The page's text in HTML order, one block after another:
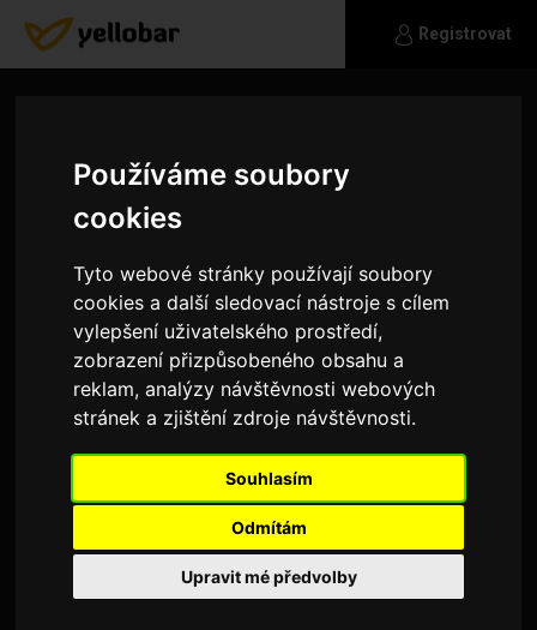
Používáme soubory
cookies
Tyto webové stránky používají soubory
cookies a další sledovací nástroje s cílem
vylepšení uživatelského prostředí,
zobrazení přizpůsobeného obsahu a
reklam, analýzy návštěvnosti webových
stránek a zjištění zdroje návštěvnosti.
Souhlasím
Odmítám
Upravit mé předvolby
Registrovat
Certikzm
Sem sám sebou